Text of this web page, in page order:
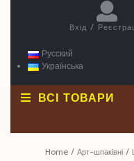
Вхід /
Русский
Українська
ВСІ ТОВАРИ
Home / Арт-шпаківні /